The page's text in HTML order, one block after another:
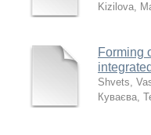
Kizilova,
Forming
Shvets,
Куваєва,